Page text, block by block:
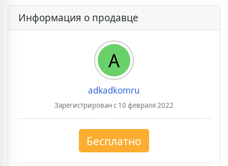
Информация о продавце
A
adkadkomru
Зарегистрирован с 10 февраля 2022
Бесплатно